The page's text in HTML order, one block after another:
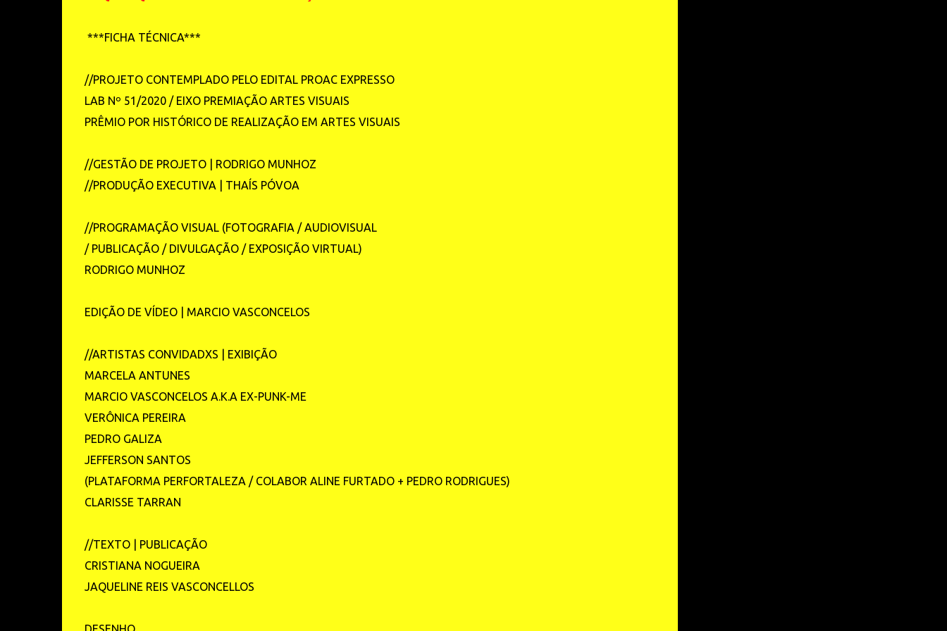
***FICHA TÉCNICA***
//PROJETO CONTEMPLADO PELO EDITAL PROAC EXPRESSO
LAB Nº 51/2020 / EIXO PREMIAÇÃO ARTES VISUAIS
PRÊMIO POR HISTÓRICO DE REALIZAÇÃO EM ARTES VISUAIS
//GESTÃO DE PROJETO | RODRIGO MUNHOZ
//PRODUÇÃO EXECUTIVA | THAÍS PÓVOA
//PROGRAMAÇÃO VISUAL (FOTOGRAFIA / AUDIOVISUAL
/ PUBLICAÇÃO / DIVULGAÇÃO / EXPOSIÇÃO VIRTUAL)
RODRIGO MUNHOZ
EDIÇÃO DE VÍDEO | MARCIO VASCONCELOS
//ARTISTAS CONVIDADXS | EXIBIÇÃO
MARCELA ANTUNES
MARCIO VASCONCELOS A.K.A EX-PUNK-ME
VERÔNICA PEREIRA
PEDRO GALIZA
JEFFERSON SANTOS
(PLATAFORMA PERFORTALEZA / COLABOR ALINE FURTADO + PEDRO RODRIGUES)
CLARISSE TARRAN
//TEXTO | PUBLICAÇÃO
CRISTIANA NOGUEIRA
JAQUELINE REIS VASCONCELLOS